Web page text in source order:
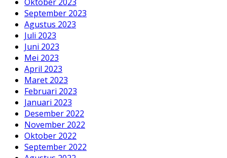
September 2023
Agustus 2023
Juli 2023
Juni 2023
Mei 2023
April 2023
Maret 2023
Februari 2023
Januari 2023
Desember 2022
November 2022
Oktober 2022
September 2022